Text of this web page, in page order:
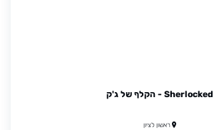
Sherlocked - הקלף של ג'ק
ראשון לציון